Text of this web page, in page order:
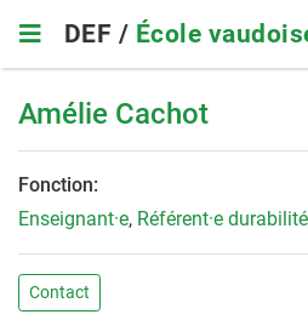
main
navigation
DEF / École
Amélie Cachot
Fonction:
Enseignant·e, Référent·e durabilité
Contact